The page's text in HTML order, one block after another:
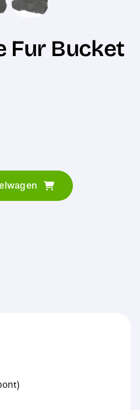
Fur Bucket